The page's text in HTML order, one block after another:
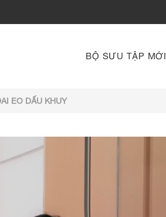
BỘ SƯU TẬP MỚI
EO DẤU KHUY